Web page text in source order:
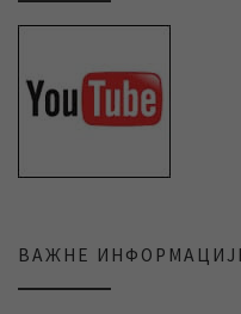
ВАЖНЕ